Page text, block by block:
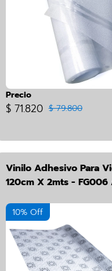
Precio
$ 71.820 $ 79.800
Vinilo Adhesivo Para
120cm X 2mts -
10% Off